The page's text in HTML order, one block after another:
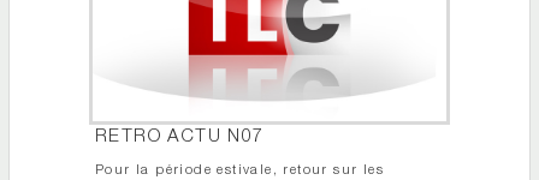
RETRO ACTU N07
Pour la période estivale, retour sur les